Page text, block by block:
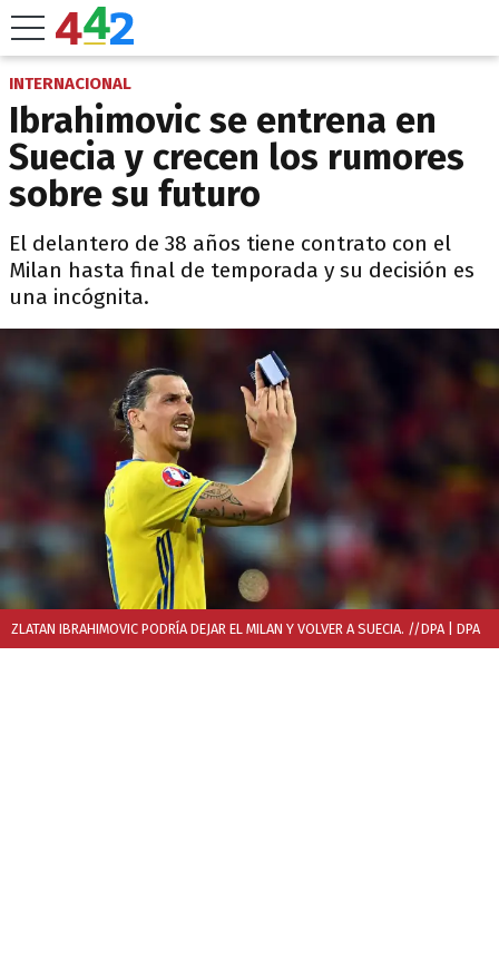
INTERNACIONAL
Ibrahimovic se entrena en
Suecia y crecen los rumores
sobre su futuro
El delantero de 38 años tiene contrato con el
Milan hasta final de temporada y su decisión es
una incógnita.
ZLATAN IBRAHIMOVIC PODRÍA DEJAR EL MILAN Y VOLVER A SUECIA. //DPA | DPA